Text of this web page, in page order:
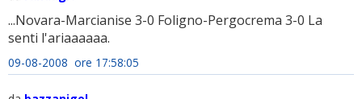
...Novara-Marcianise 3-0 Foligno-Pergocrema 3-0 La
senti l'ariaaaaaa.
09-08-2008 ore 17:58:05